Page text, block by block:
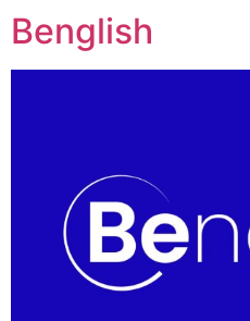
Benglish